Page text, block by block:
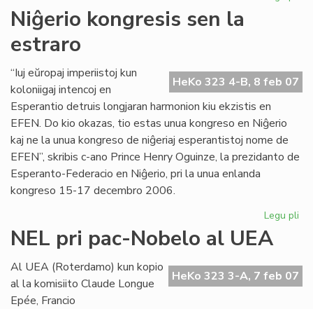
aŭ
Niĝerio kongresis sen la
estraro
HeKo 323 4-B, 8 feb 07
“Iuj eŭropaj imperiistoj kun
koloniigaj intencoj en
Esperantio detruis longjaran harmonion kiu ekzistis en
EFEN. Do kio okazas, tio estas unua kongreso en Niĝerio
kaj ne la unua kongreso de niĝeriaj esperantistoj nome de
EFEN”, skribis c-ano Prince Henry Oguinze, la prezidanto de
Esperanto-Federacio en Niĝerio, pri la unua enlanda
kongreso 15-17 decembro 2006.
Legu pli
NEL pri pac-Nobelo al UEA
HeKo 323 3-A, 7 feb 07
Al UEA (Roterdamo) kun kopio
al la komisiito Claude Longue
Epée, Francio